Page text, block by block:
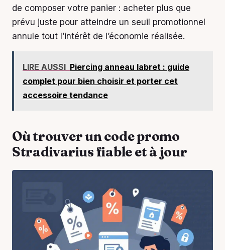
de composer votre panier : acheter plus que
prévu juste pour atteindre un seuil promotionnel
annule tout l’intérêt de l’économie réalisée.
LIRE AUSSI Piercing anneau labret : guide
complet pour bien choisir et porter cet
accessoire tendance
Où trouver un code promo
Stradivarius fiable et à jour